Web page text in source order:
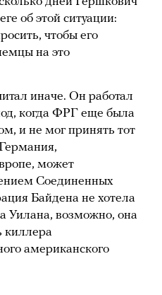
об этой ситуации:
чтобы его
на это
иначе. Он работал
когда ФРГ еще была
и не мог принять тот
может
Соединенных
Байдена не хотела
Уилана, возможно, она
киллера
американского